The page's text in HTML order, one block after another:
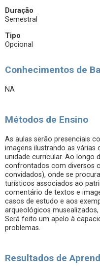
Duração
Semestral
Tipo
Opcional
Conhecimentos de
NA
Métodos de Ensino
As aulas serão presenciais
imagens ilustrando as
unidade curricular. Ao longo
confrontados com diversos
convidados), onde se
turísticos associados ao
comentário de textos e
casos de estudo e aos
arqueológicos
Será feito um apelo à
problemas.
Resultados de